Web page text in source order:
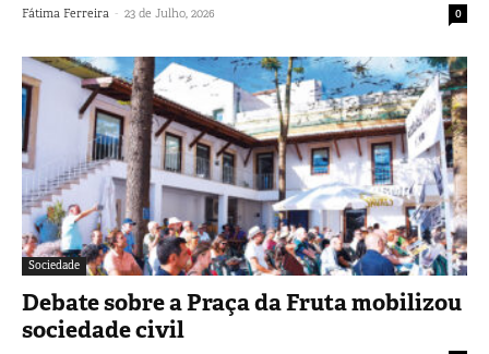
Fátima Ferreira - 23 de Julho, 2026 0
Sociedade
Debate sobre a Praça da Fruta mobilizou
sociedade civil